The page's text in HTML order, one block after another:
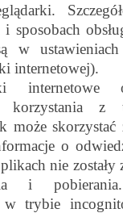
sposobach
w ustawieniach
internetowej).
internetowe
korzystania z
może
o
nie zostały
i
w trybie